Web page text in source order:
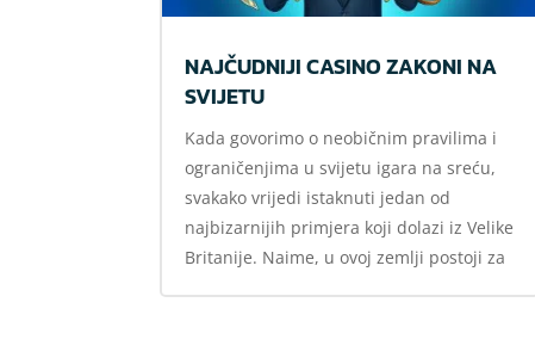
NAJČUDNIJI CASINO ZAKONI NA
SVIJETU
Kada govorimo o neobičnim pravilima i
ograničenjima u svijetu igara na sreću,
svakako vrijedi istaknuti jedan od
najbizarnijih primjera koji dolazi iz Velike
Britanije. Naime, u ovoj zemlji postoji za